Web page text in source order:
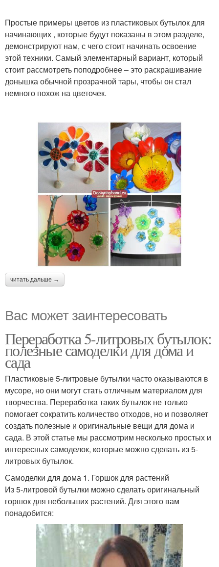
Простые примеры цветов из пластиковых бутылок для
начинающих , которые будут показаны в этом разделе,
демонстрируют нам, с чего стоит начинать освоение
этой техники. Самый элементарный вариант, который
стоит рассмотреть поподробнее – это раскрашивание
донышка обычной прозрачной тары, чтобы он стал
немного похож на цветочек.
читать дальше →
Вас может заинтересовать
Переработка 5-литровых бутылок:
полезные самоделки для дома и
сада
Пластиковые 5-литровые бутылки часто оказываются в
мусоре, но они могут стать отличным материалом для
творчества. Переработка таких бутылок не только
помогает сократить количество отходов, но и позволяет
создать полезные и оригинальные вещи для дома и
сада. В этой статье мы рассмотрим несколько простых и
интересных самоделок, которые можно сделать из 5-
литровых бутылок.
Самоделки для дома 1. Горшок для растений
Из 5-литровой бутылки можно сделать оригинальный
горшок для небольших растений. Для этого вам
понадобится: